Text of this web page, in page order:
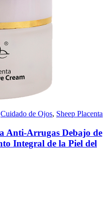
Cuidado de Ojos, Sheep Placenta
Anti-Arrugas Debajo de
Integral de la Piel del